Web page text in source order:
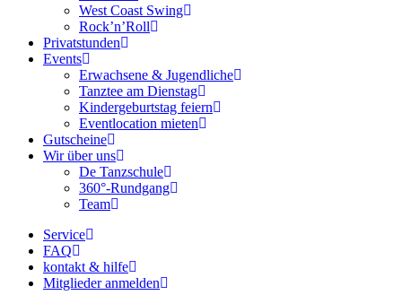
West Coast Swing
Rock’n’Roll
Privatstunden
Events
Erwachsene & Jugendliche
Tanztee am Dienstag
Kindergeburtstag feiern
Eventlocation mieten
Gutscheine
Wir über uns
De Tanzschule
360°-Rundgang
Team
Service
FAQ
kontakt & hilfe
Mitglieder anmelden